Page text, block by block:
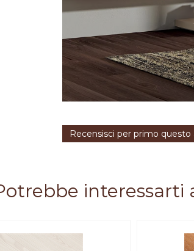
Recensisci per primo questo
interessarti